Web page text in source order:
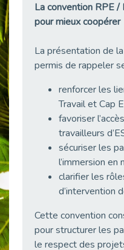
Publié le 22/04/2026
Publié le 20/04/2026
Publié le 20/04/2026
Publié le 20/04/2026
Publié le 13/04/2026
Publié le 13/04/2026
Publié le 11/04/2026
La convention RPE /
pour mieux coopérer
La présentation de
permis de rappeler
renforcer les
Travail et Cap
favoriser
travailleurs
sécuriser les
l’immersion en
clarifier les
d’intervention
Cette convention
pour structurer les
le respect des